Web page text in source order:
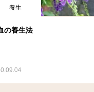
養生
の養生法